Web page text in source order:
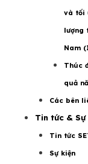
và tối
lượng
Nam
Thúc
quả
Các bên
Tin tức & Sự
Tin tức
Sự kiện
tiêu thụ năng
An ninh năng
trong quá
năng lượng
càng tăng. Mặt
mở rộng vào
ngành công
chóng nhờ vốn